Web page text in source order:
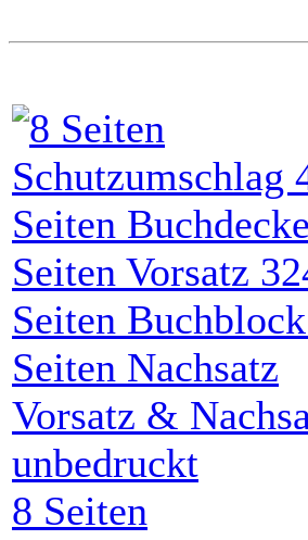
8 Seiten